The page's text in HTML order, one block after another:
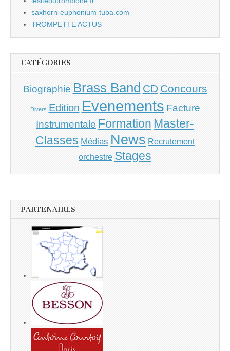
saxhorn-euphonium-tuba.com
TROMPETTE ACTUS
CATÉGORIES
Biographie Brass Band CD Concours
Divers Edition Evenements Facture
Instrumentale Formation Master-
Classes Médias News Recrutement
orchestre Stages
PARTENAIRES